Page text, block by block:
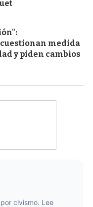
medida
y piden cambios